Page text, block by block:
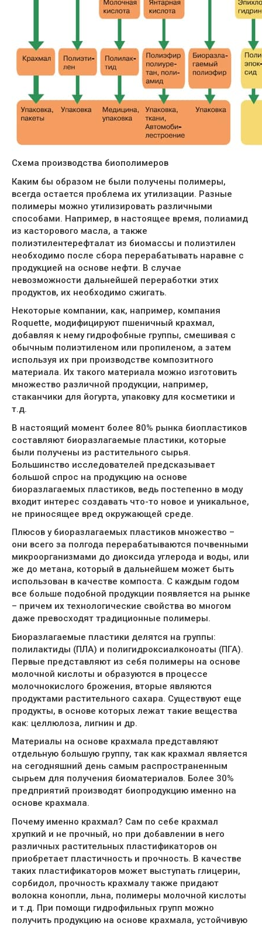
Схема производства биополимеров
Каким бы образом не были получены полимеры,
всегда остается проблема их утилизации. Разные
полимеры можно утилизировать различными
способами. Например, в настоящее время, полиамид
из касторового масла, а также
полиэтилентерефталат из биомассы и полиэтилен
необходимо после сбора перерабатывать наравне с
продукцией на основе нефти. В случае
невозможности дальнейшей переработки этих
продуктов, их необходимо сжигать.
Некоторые компании, как, например, компания
Roquette, модифицируют пшеничный крахмал,
добавляя к нему гидрофобные группы, смешивая с
обычным полиэтиленом или пропиленом, а затем
используя их при производстве композитного
материала. Их такого материала можно изготовить
множество различной продукции, например,
стаканчики для йогурта, упаковку для косметики и
т.д.
В настоящий момент более 80% рынка биопластиков
составляют биоразлагаемые пластики, которые
были получены из растительного сырья.
Большинство исследователей предсказывает
большой спрос на продукцию на основе
биоразлагаемых пластиков, ведь постепенно в моду
входит интерес создавать что-то новое и уникальное,
не приносящее вред окружающей среде.
Плюсов у биоразлагаемых пластиков множество –
они всего за полгода перерабатываются почвенными
микроорганизмами до диоксида углерода и воды, или
же до метана, который в дальнейшем может быть
использован в качестве компоста. С каждым годом
все больше подобной продукции появляется на рынке
– причем их технологические свойства во многом
даже превосходят традиционные полимеры.
Биоразлагаемые пластики делятся на группы:
полилактиды (ПЛА) и полигидроксиалконоаты (ПГА).
Первые представляют из себя полимеры на основе
молочной кислоты и образуются в процессе
молочнокислого брожения, вторые являются
продуктами растительного сахара. Существуют еще
продукты, в основе которых лежат такие вещества
как: целлюлоза, лигнин и др.
Материалы на основе крахмала представляют
отдельную большую группу, так как крахмал является
на сегодняшний день самым распространенным
сырьем для получения биоматериалов. Более 30%
предприятий производят биопродукцию именно на
основе крахмала.
Почему именно крахмал? Сам по себе крахмал
хрупкий и не прочный, но при добавлении в него
различных растительных пластификаторов он
приобретает пластичность и прочность. В качестве
таких пластификаторов может выступать глицерин,
сорбидол, прочность крахмалу также придают
волокна конопли, льна, полимеры молочной кислоты
и т.д. При помощи гидрофильных групп можно
получить продукцию на основе крахмала, устойчивую